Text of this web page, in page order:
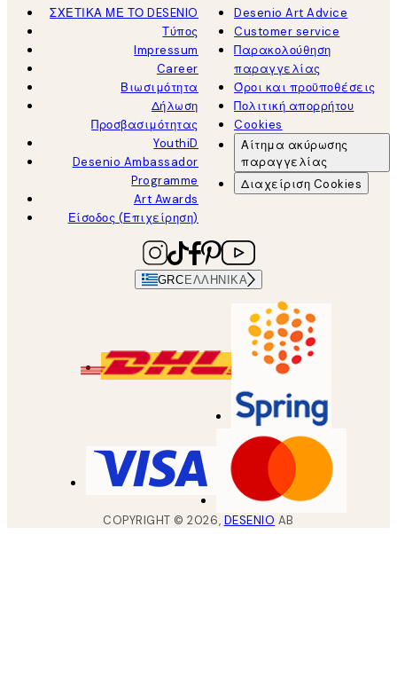
ΣΧΕΤΙΚΑ ΜΕ ΤΟ DESENIO
Τύπος
Impressum
Career
Βιωσιμότητα
Δήλωση
Προσβασιμότητας
YouthiD
Desenio Ambassador
Programme
Art Awards
Είσοδος (Επιχείρηση)
Desenio Art Advice
Customer service
Παρακολούθηση
παραγγελίας
Όροι και προϋποθέσεις
Πολιτική απορρήτου
Cookies
Αίτημα ακύρωσης
παραγγελίας
Διαχείριση Cookies
GRC ΕΛΛΗΝΙΚΆ
COPYRIGHT ©2026, DESENIO AB